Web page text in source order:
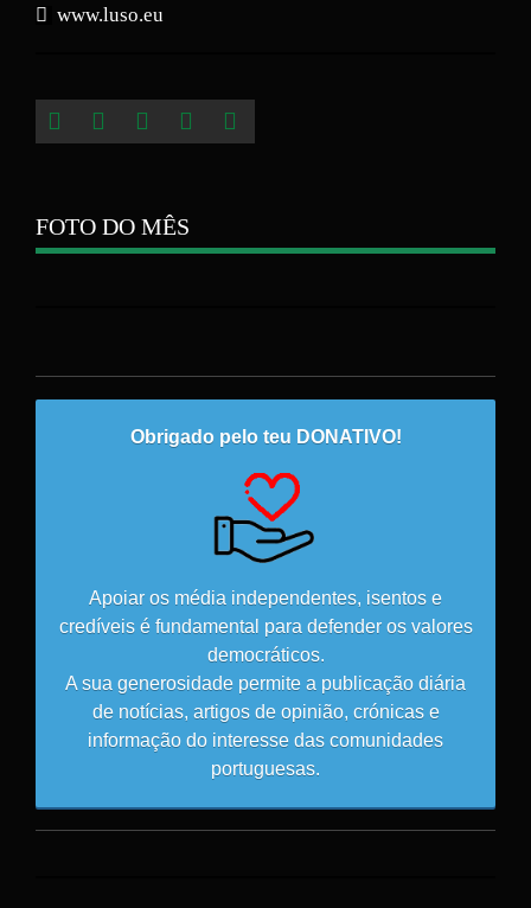
www.luso.eu
FOTO DO MÊS
Obrigado pelo teu DONATIVO!
Apoiar os média independentes, isentos e
credíveis é fundamental para defender os valores
democráticos.
A sua generosidade permite a publicação diária
de notícias, artigos de opinião, crónicas e
informação do interesse das comunidades
portuguesas.